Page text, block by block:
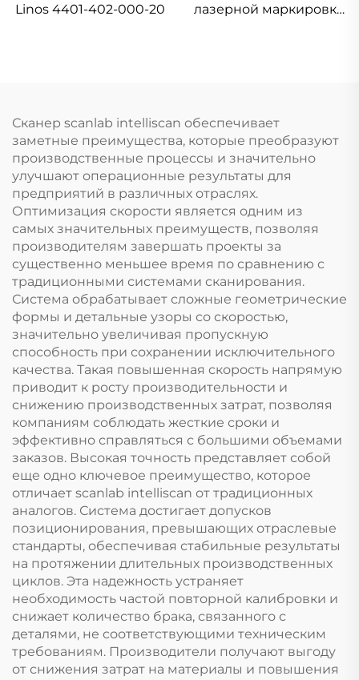
Linos 4401-402-000-20
лазерной маркировки
Сканер scanlab intelliscan обеспечивает
заметные преимущества, которые преобразуют
производственные процессы и значительно
улучшают операционные результаты для
предприятий в различных отраслях.
Оптимизация скорости является одним из
самых значительных преимуществ, позволяя
производителям завершать проекты за
существенно меньшее время по сравнению с
традиционными системами сканирования.
Система обрабатывает сложные геометрические
формы и детальные узоры со скоростью,
значительно увеличивая пропускную
способность при сохранении исключительного
качества. Такая повышенная скорость напрямую
приводит к росту производительности и
снижению производственных затрат, позволяя
компаниям соблюдать жесткие сроки и
эффективно справляться с большими объемами
заказов. Высокая точность представляет собой
еще одно ключевое преимущество, которое
отличает scanlab intelliscan от традиционных
аналогов. Система достигает допусков
позиционирования, превышающих отраслевые
стандарты, обеспечивая стабильные результаты
на протяжении длительных производственных
циклов. Эта надежность устраняет
необходимость частой повторной калибровки и
снижает количество брака, связанного с
деталями, не соответствующими техническим
требованиям. Производители получают выгоду
от снижения затрат на материалы и повышения